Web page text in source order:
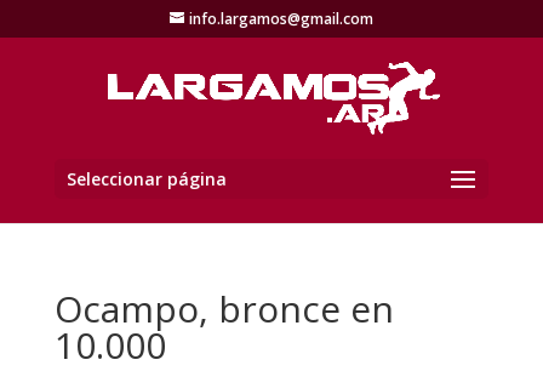
info.largamos@gmail.com
Seleccionar página
Ocampo, bronce en
10.000